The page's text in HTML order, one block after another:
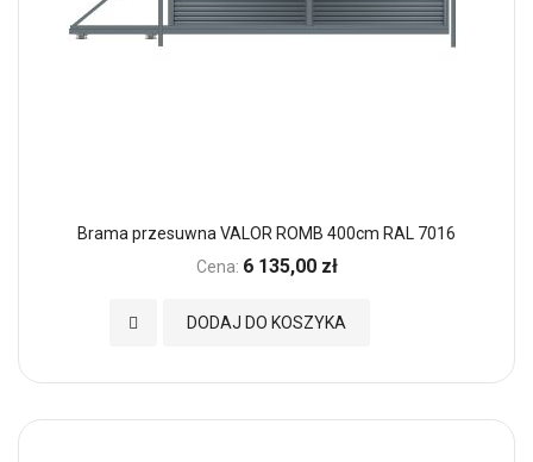
Brama przesuwna VALOR ROMB 400cm RAL 7016
Cena: 6 135,00 zł
DODAJ DO KOSZYKA
Dodaj do Ulubionych